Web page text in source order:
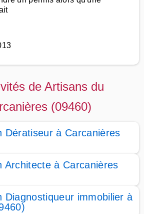
de Artisans du
(09460)
Dératiseur à Carcanières
Architecte à Carcanières
Diagnostiqueur immobilier à